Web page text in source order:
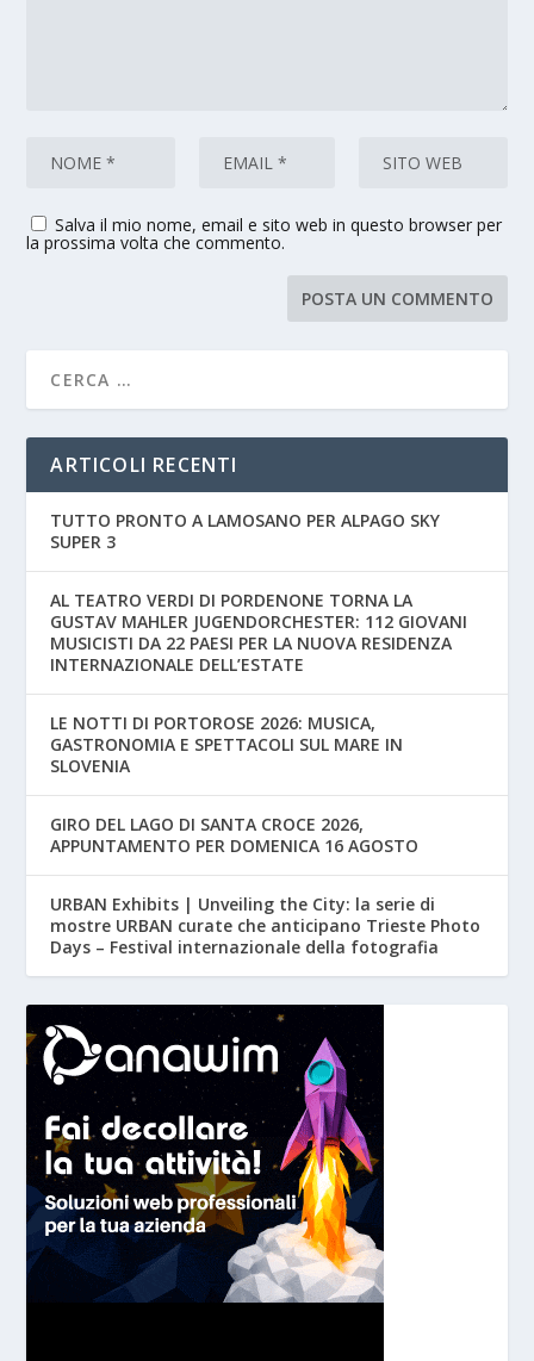
Salva il mio nome, email e sito web in questo browser per
la prossima volta che commento.
ARTICOLI RECENTI
TUTTO PRONTO A LAMOSANO PER ALPAGO SKY
SUPER 3
AL TEATRO VERDI DI PORDENONE TORNA LA
GUSTAV MAHLER JUGENDORCHESTER: 112 GIOVANI
MUSICISTI DA 22 PAESI PER LA NUOVA RESIDENZA
INTERNAZIONALE DELL’ESTATE
LE NOTTI DI PORTOROSE 2026: MUSICA,
GASTRONOMIA E SPETTACOLI SUL MARE IN
SLOVENIA
GIRO DEL LAGO DI SANTA CROCE 2026,
APPUNTAMENTO PER DOMENICA 16 AGOSTO
URBAN Exhibits | Unveiling the City: la serie di
mostre URBAN curate che anticipano Trieste Photo
Days – Festival internazionale della fotografia